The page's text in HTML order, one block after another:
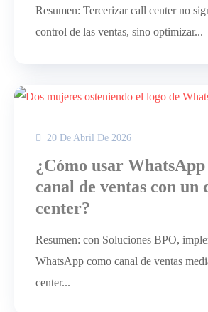
Resumen: Tercerizar call center no
control de las ventas, sino optimizar...
20 De Abril De 2026
¿Cómo usar WhatsApp
canal de ventas con un
center?
Resumen: con Soluciones BPO,
WhatsApp como canal de ventas
center...